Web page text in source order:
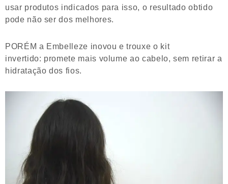
usar produtos indicados para isso, o resultado obtido
pode não ser dos melhores.
PORÉM a Embelleze inovou e trouxe o kit
invertido: promete mais volume ao cabelo, sem retirar a
hidratação dos fios.